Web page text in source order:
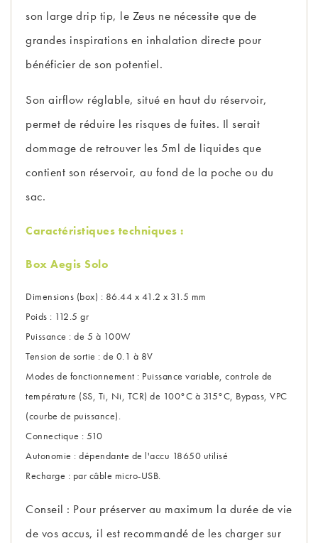
son large drip tip, le Zeus ne nécessite que de
grandes inspirations en inhalation directe pour
bénéficier de son potentiel.
Son airflow réglable, situé en haut du réservoir,
permet de réduire les risques de fuites. Il serait
dommage de retrouver les 5ml de liquides que
contient son réservoir, au fond de la poche ou du
sac.
Caractéristiques techniques :
Box Aegis Solo
Dimensions (box) : 86.44 x 41.2 x 31.5 mm
Poids : 112.5 gr
Puissance : de 5 à 100W
Tension de sortie : de 0.1 à 8V
Modes de fonctionnement : Puissance variable, controle de
température (SS, Ti, Ni, TCR) de 100°C à 315°C, Bypass, VPC
(courbe de puissance).
Connectique : 510
Autonomie : dépendante de l'accu 18650 utilisé
Recharge : par câble micro-USB.
Conseil : Pour préserver au maximum la durée de vie
de vos accus, il est recommandé de les charger sur